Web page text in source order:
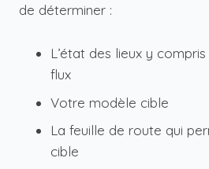
de déterminer :
L’état des lieux y
flux
Votre modèle cible
La feuille de route qui
cible